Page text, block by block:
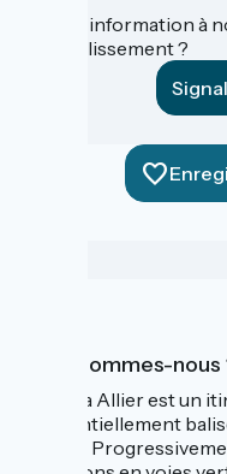
Une information à
établissement ?
Qui sommes-nous
La Via Allier est un
essentiellement
trafic.